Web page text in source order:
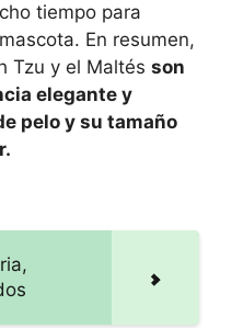
tiempo para
En resumen,
Tzu y el Maltés son
elegante y
pelo y su tamaño